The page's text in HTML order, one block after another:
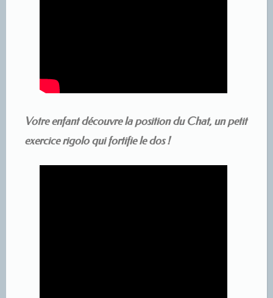
Votre enfant découvre la position du Chat, un petit
exercice rigolo qui fortifie le dos !